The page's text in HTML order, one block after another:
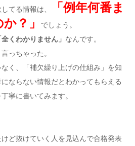
てる情報は、
「例年何番ま
？」
でしょう。
全くわかりません」 なんです。
っちゃった。
く、「補欠繰り上げの仕組み」を知
ならない情報だとわかってもらえる
寧に書いてみます。
ど抜けていく人を見込んで合格発表